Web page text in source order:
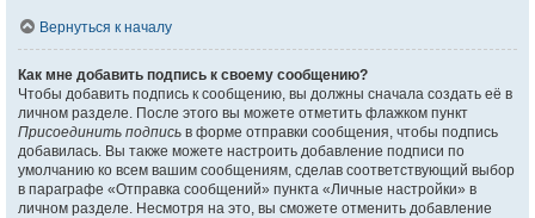
Вернуться к началу
Как мне добавить подпись к своему сообщению?
Чтобы добавить подпись к сообщению, вы должны сначала создать её в
личном разделе. После этого вы можете отметить флажком пункт
Присоединить подпись в форме отправки сообщения, чтобы подпись
добавилась. Вы также можете настроить добавление подписи по
умолчанию ко всем вашим сообщениям, сделав соответствующий выбор
в параграфе «Отправка сообщений» пункта «Личные настройки» в
личном разделе. Несмотря на это, вы сможете отменить добавление